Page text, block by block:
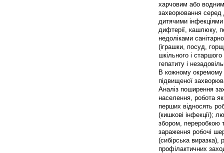
харчовим або водним
захворювання серед
дитячими
дифтерії, кашлюку,
недоліками
(іграшки, посуд,
шкільного і
гепатиту і
В кожному окремому
підвищеної
Аналіз поширення
населення, робота
перших відносять
(кишкові інфекції);
збором, переробкою
зараження робочі
(сибірська виразка),
профілактичних